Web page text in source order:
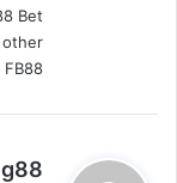
Bet
other
ي